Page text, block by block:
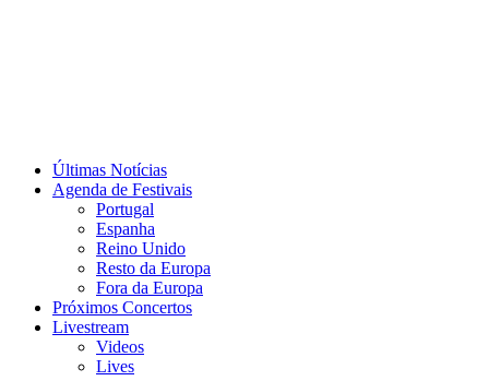
Últimas Notícias
Agenda de Festivais
Portugal
Espanha
Reino Unido
Resto da Europa
Fora da Europa
Próximos Concertos
Livestream
Videos
Lives